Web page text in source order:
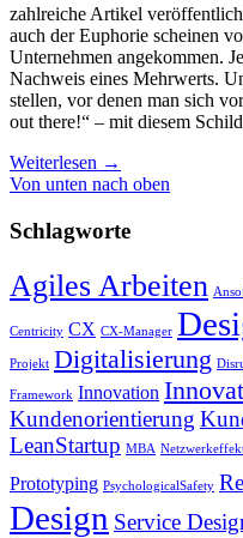
zahlreiche Artikel
auch der Euphorie scheinen
Unternehmen angekommen.
Nachweis eines Mehrwerts.
stellen, vor denen man sich
out there!“ – mit diesem
Weiterlesen →
Von unten nach oben
Schlagworte
Agiles Arbeiten
Centricity CX CX-Manager
Projekt Digitalisierung
Framework Innovation
Kundenorientierung
LeanStartup MBA
Prototyping PsychologicalSafety
Design Service